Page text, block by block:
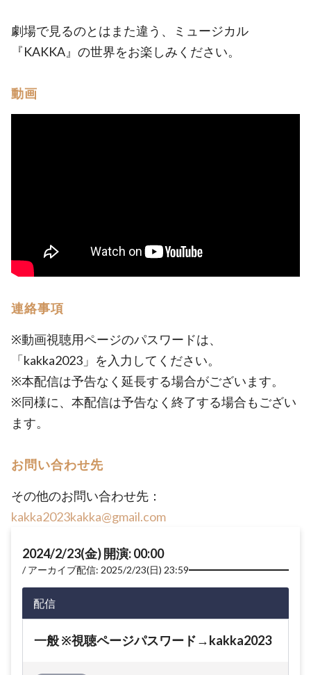
劇場で見るのとはまた違う、ミュージカル
『KAKKA』の世界をお楽しみください。
動画
連絡事項
※動画視聴用ページのパスワードは、
「kakka2023」を入力してください。
※本配信は予告なく延長する場合がございます。
※同様に、本配信は予告なく終了する場合もござい
ます。
お問い合わせ先
その他のお問い合わせ先：
kakka2023kakka@gmail.com
2024/2/23(金) 開演: 00:00
アーカイブ配信: 2025/2/23(日) 23:59
配信
一般 ※視聴ページパスワード→kakka2023